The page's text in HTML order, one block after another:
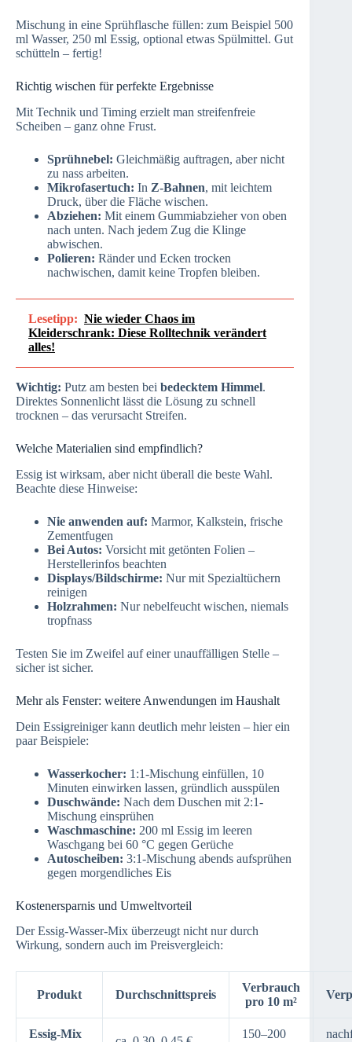
Mischung in eine Sprühflasche füllen: zum Beispiel 500
ml Wasser, 250 ml Essig, optional etwas Spülmittel. Gut
schütteln – fertig!
Richtig wischen für perfekte Ergebnisse
Mit Technik und Timing erzielt man streifenfreie
Scheiben – ganz ohne Frust.
Sprühnebel: Gleichmäßig auftragen, aber nicht
zu nass arbeiten.
Mikrofasertuch: In Z‑Bahnen, mit leichtem
Druck, über die Fläche wischen.
Abziehen: Mit einem Gummiabzieher von oben
nach unten. Nach jedem Zug die Klinge
abwischen.
Polieren: Ränder und Ecken trocken
nachwischen, damit keine Tropfen bleiben.
Lesetipp: Nie wieder Chaos im
Kleiderschrank: Diese Rolltechnik verändert
alles!
Wichtig: Putz am besten bei bedecktem Himmel.
Direktes Sonnenlicht lässt die Lösung zu schnell
trocknen – das verursacht Streifen.
Welche Materialien sind empfindlich?
Essig ist wirksam, aber nicht überall die beste Wahl.
Beachte diese Hinweise:
Nie anwenden auf: Marmor, Kalkstein, frische
Zementfugen
Bei Autos: Vorsicht mit getönten Folien –
Herstellerinfos beachten
Displays/Bildschirme: Nur mit Spezialtüchern
reinigen
Holzrahmen: Nur nebelfeucht wischen, niemals
tropfnass
Testen Sie im Zweifel auf einer unauffälligen Stelle –
sicher ist sicher.
Mehr als Fenster: weitere Anwendungen im Haushalt
Dein Essigreiniger kann deutlich mehr leisten – hier ein
paar Beispiele:
Wasserkocher: 1:1-Mischung einfüllen, 10
Minuten einwirken lassen, gründlich ausspülen
Duschwände: Nach dem Duschen mit 2:1-
Mischung einsprühen
Waschmaschine: 200 ml Essig im leeren
Waschgang bei 60 °C gegen Gerüche
Autoscheiben: 3:1-Mischung abends aufsprühen
gegen morgendliches Eis
Kostenersparnis und Umweltvorteil
Der Essig-Wasser-Mix überzeugt nicht nur durch
Wirkung, sondern auch im Preisvergleich:
Produkt Durchschnittspreis
Verbrauch
pro 10 m²
Essig-Mix
150–200